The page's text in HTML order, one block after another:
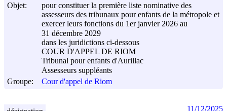
Objet:
pour constituer la première liste nominative des
assesseurs des tribunaux pour enfants de la métropole et
exercer leurs fonctions du 1er janvier 2026 au
31 décembre 2029
dans les juridictions ci-dessous
COUR D'APPEL DE RIOM
Tribunal pour enfants d'Aurillac
Assesseurs suppléants
Groupe:
Cour d'appel de Riom
11/12/2025